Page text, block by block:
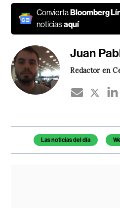
ConviertaBloomberg
noticiasaquí
Juan
Redactor en
Temas de este artículo
Las noticias del día